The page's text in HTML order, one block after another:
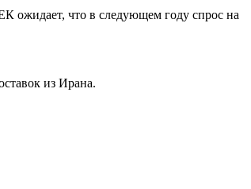
ожидает, что в следующем году спрос на
из Ирана.